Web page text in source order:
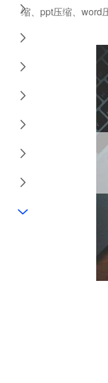
缩、ppt压缩、word